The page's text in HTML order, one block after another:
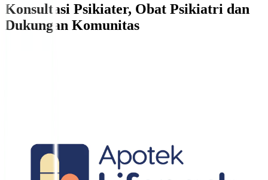
Konsultasi Psikiater, Obat Psikiatri dan
Dukungan Komunitas